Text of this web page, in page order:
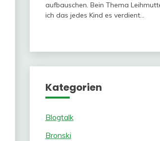
aufbauschen. Bein Thema
ich das jedes Kind es verdient…
Kategorien
Blogtalk
Bronski